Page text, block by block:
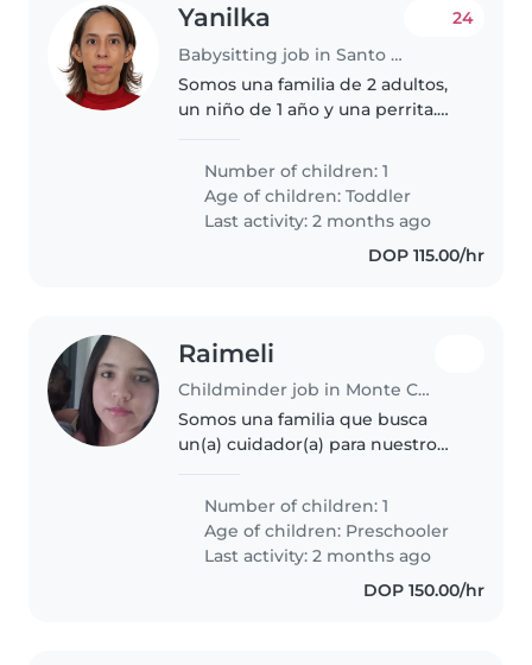
Yanilka
Babysitting job in Santo Domingo
24
Somos una familia de 2 adultos,
un niño de 1 año y una perrita.
dispuesta.
Number of children: 1
Age of children:Toddler
Last activity: 2 months ago
DOP 115.00/hr
Raimeli
Childminder job in Monte Cristo
Somos una familia que busca
un(a) cuidador(a) para nuestro
tranquilo, juguetón y muy
divertido. Nos encantaría que el
cuidador(a) hable español para
Number of children: 1
Age of children: Preschooler
Last activity: 2 months ago
DOP 150.00/hr